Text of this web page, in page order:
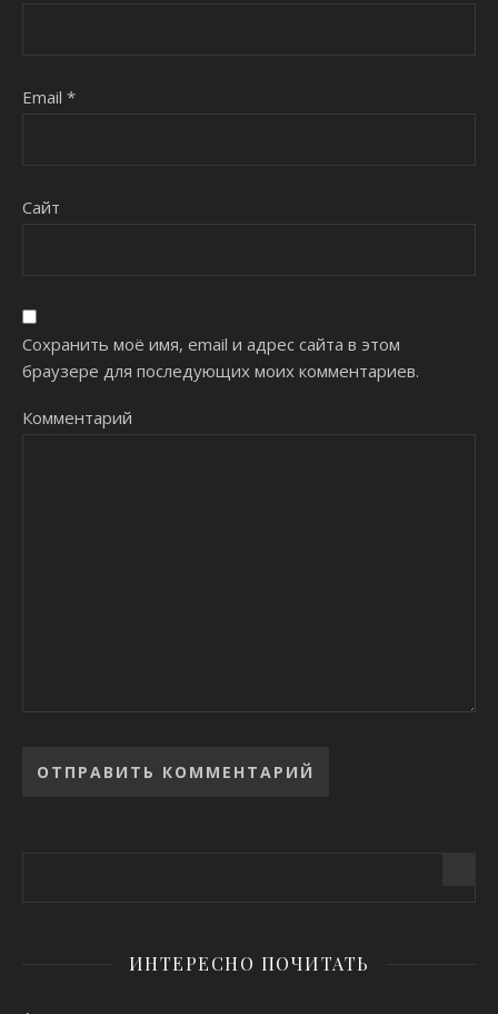
Email *
Сайт
Сохранить моё имя, email и адрес сайта в этом
браузере для последующих моих комментариев.
Комментарий
ИНТЕРЕСНО ПОЧИТАТЬ